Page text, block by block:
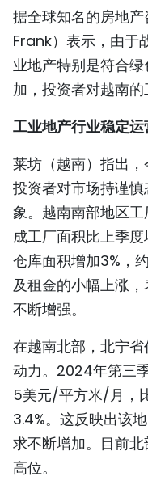
图
视
人
据全球知名的房地
Frank）表示，由于
业地产特别是符合
加，投资者对越南的
工业地产行业稳定运
莱坊（越南）指出
投资者对市场持谨
象。越南南部地区
成工厂面积比上季
仓库面积增加3%，
及租金的小幅上涨
不断增强。
在越南北部，北宁
动力。2024年第三
5美元/平方米/月，
3.4%。这反映出该
求不断增加。目前
高位。